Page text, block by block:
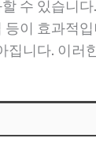
수 있습니
이 효과적
니다. 이